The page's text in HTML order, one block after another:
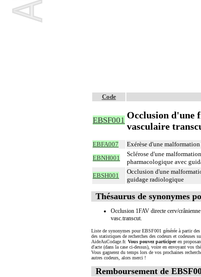
Code
EBSF001 Occlusion d'une
vasculaire
EBFA007 Exérèse d'une
EBNH001
Sclérose d'une
pharmacologique avec
EBSH001
Occlusion d'une
guidage radiologique
Thésaurus de synonymes
Occlusion 1FAV directe cerv/crânienne
vasc.transcut.
Liste de synonymes pour EBSF001 générée à partir
des statistiques de recherches des codeurs et codeuses
AideAuCodage.fr. Vous pouvez participeren
d'acte (dans la case ci-dessus), voire en envoyant vos
Vous gagnerez du temps lors de vos prochaines
autres codeurs, alors merci !
Remboursement de